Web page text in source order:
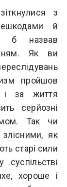
з
й
б назвав
Як ви
пройшов
і за життя
серйозні
Так чи
як
старі сили
хороше і